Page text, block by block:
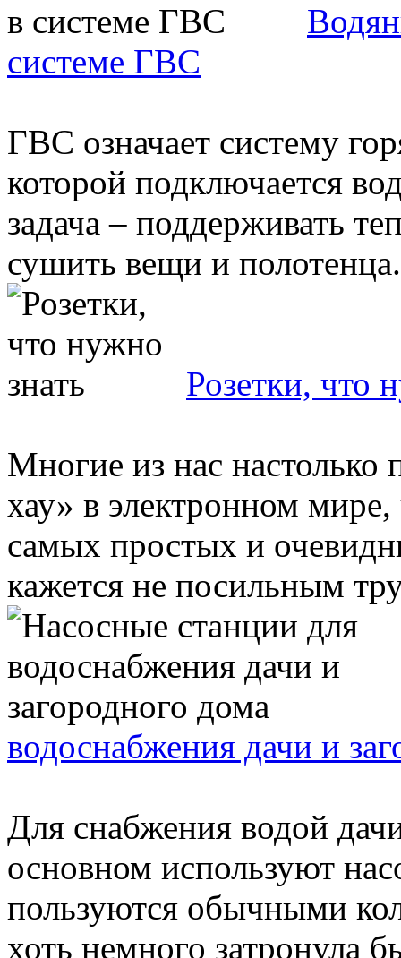
системе ГВС
ГВС означает систему
которой подключается
задача – поддерживать
сушить вещи и
Розетки, что
Многие из нас
хау» в электронном
самых простых и
кажется не посильным
водоснабжения дачи и
Для снабжения водой
основном используют
пользуются обычными
хоть немного затронула